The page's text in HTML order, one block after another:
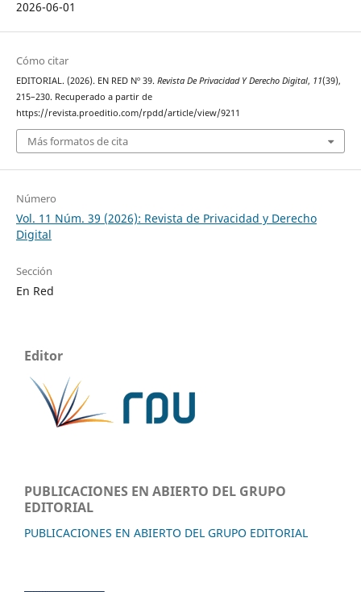
2026-06-01
Cómo citar
EDITORIAL. (2026). EN RED Nº 39. Revista De Privacidad Y Derecho Digital, 11(39),
215–230. Recuperado a partir de
https://revista.proeditio.com/rpdd/article/view/9211
Más formatos de cita
Número
Vol. 11 Núm. 39 (2026): Revista de Privacidad y Derecho
Digital
Sección
En Red
Editor
PUBLICACIONES EN ABIERTO DEL GRUPO
EDITORIAL
PUBLICACIONES EN ABIERTO DEL GRUPO EDITORIAL